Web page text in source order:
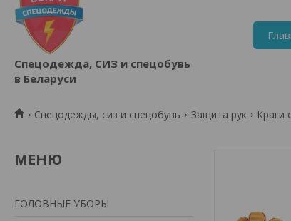
Спецодежда, СИЗ и спецобувь
в Беларуси
Спецодежды, сиз и спецобувь Защита рук Краги
ГОЛОВНЫЕ УБОРЫ